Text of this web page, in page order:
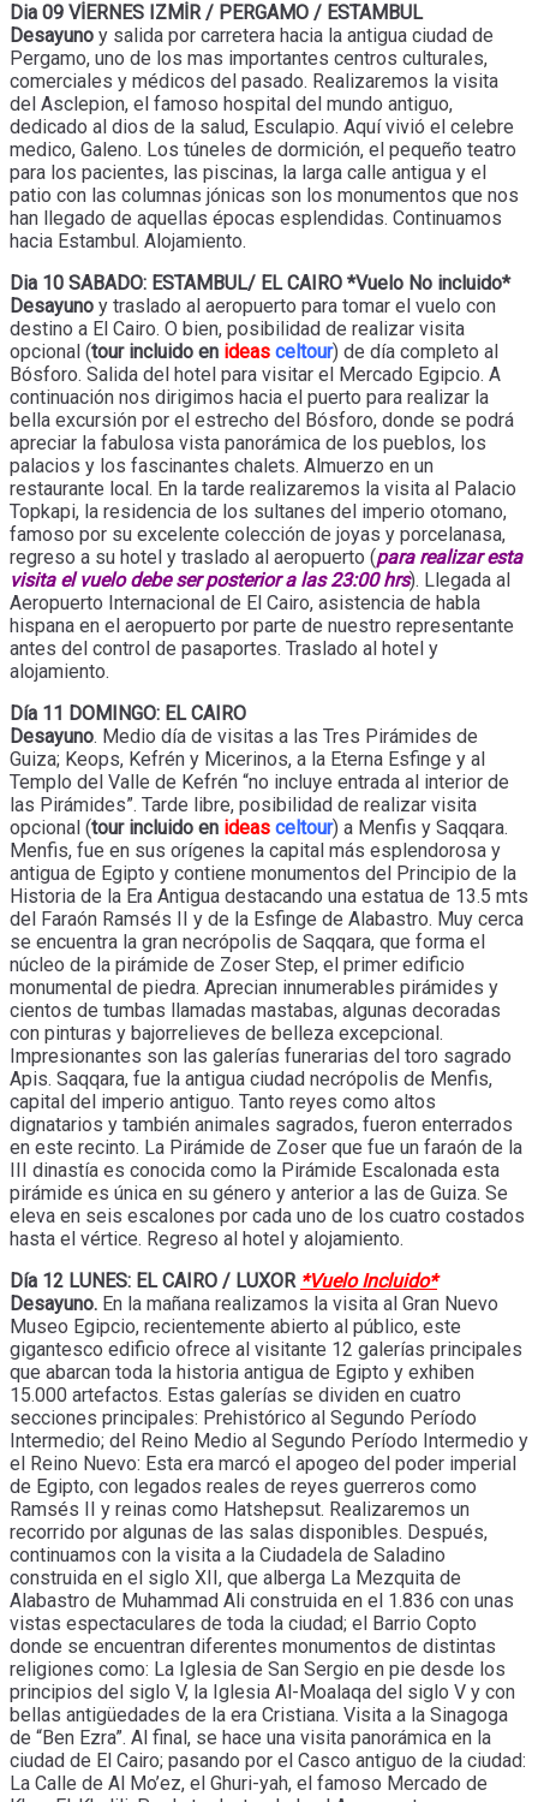
Dia 09 VİERNES IZMİR / PERGAMO / ESTAMBUL
Desayuno y salida por carretera hacia la antigua ciudad de
Pergamo, uno de los mas importantes centros culturales,
comerciales y médicos del pasado. Realizaremos la visita
del Asclepion, el famoso hospital del mundo antiguo,
dedicado al dios de la salud, Esculapio. Aquí vivió el celebre
medico, Galeno. Los túneles de dormición, el pequeño teatro
para los pacientes, las piscinas, la larga calle antigua y el
patio con las columnas jónicas son los monumentos que nos
han llegado de aquellas épocas esplendidas. Continuamos
hacia Estambul. Alojamiento.
Dia 10 SABADO: ESTAMBUL/ EL CAIRO *Vuelo No incluido*
Desayuno y traslado al aeropuerto para tomar el vuelo con
destino a El Cairo. O bien, posibilidad de realizar visita
opcional (tour incluido en ideas celtour) de día completo al
Bósforo. Salida del hotel para visitar el Mercado Egipcio. A
continuación nos dirigimos hacia el puerto para realizar la
bella excursión por el estrecho del Bósforo, donde se podrá
apreciar la fabulosa vista panorámica de los pueblos, los
palacios y los fascinantes chalets. Almuerzo en un
restaurante local. En la tarde realizaremos la visita al Palacio
Topkapi, la residencia de los sultanes del imperio otomano,
famoso por su excelente colección de joyas y porcelanasa,
regreso a su hotel y traslado al aeropuerto (para realizar esta
visita el vuelo debe ser posterior a las 23:00 hrs). Llegada al
Aeropuerto Internacional de El Cairo, asistencia de habla
hispana en el aeropuerto por parte de nuestro representante
antes del control de pasaportes. Traslado al hotel y
alojamiento.
Día 11 DOMINGO: EL CAIRO
Desayuno. Medio día de visitas a las Tres Pirámides de
Guiza; Keops, Kefrén y Micerinos, a la Eterna Esfinge y al
Templo del Valle de Kefrén “no incluye entrada al interior de
las Pirámides”. Tarde libre, posibilidad de realizar visita
opcional (tour incluido en ideas celtour) a Menfis y Saqqara.
Menfis, fue en sus orígenes la capital más esplendorosa y
antigua de Egipto y contiene monumentos del Principio de la
Historia de la Era Antigua destacando una estatua de 13.5 mts
del Faraón Ramsés II y de la Esfinge de Alabastro. Muy cerca
se encuentra la gran necrópolis de Saqqara, que forma el
núcleo de la pirámide de Zoser Step, el primer edificio
monumental de piedra. Aprecian innumerables pirámides y
cientos de tumbas llamadas mastabas, algunas decoradas
con pinturas y bajorrelieves de belleza excepcional.
Impresionantes son las galerías funerarias del toro sagrado
Apis. Saqqara, fue la antigua ciudad necrópolis de Menfis,
capital del imperio antiguo. Tanto reyes como altos
dignatarios y también animales sagrados, fueron enterrados
en este recinto. La Pirámide de Zoser que fue un faraón de la
III dinastía es conocida como la Pirámide Escalonada esta
pirámide es única en su género y anterior a las de Guiza. Se
eleva en seis escalones por cada uno de los cuatro costados
hasta el vértice. Regreso al hotel y alojamiento.
Día 12 LUNES: EL CAIRO / LUXOR *Vuelo Incluido*
Desayuno. En la mañana realizamos la visita al Gran Nuevo
Museo Egipcio, recientemente abierto al público, este
gigantesco edificio ofrece al visitante 12 galerías principales
que abarcan toda la historia antigua de Egipto y exhiben
15.000 artefactos. Estas galerías se dividen en cuatro
secciones principales: Prehistórico al Segundo Período
Intermedio; del Reino Medio al Segundo Período Intermedio y
el Reino Nuevo: Esta era marcó el apogeo del poder imperial
de Egipto, con legados reales de reyes guerreros como
Ramsés II y reinas como Hatshepsut. Realizaremos un
recorrido por algunas de las salas disponibles. Después,
continuamos con la visita a la Ciudadela de Saladino
construida en el siglo XII, que alberga La Mezquita de
Alabastro de Muhammad Ali construida en el 1.836 con unas
vistas espectaculares de toda la ciudad; el Barrio Copto
donde se encuentran diferentes monumentos de distintas
religiones como: La Iglesia de San Sergio en pie desde los
principios del siglo V, la Iglesia Al-Moalaqa del siglo V y con
bellas antigüedades de la era Cristiana. Visita a la Sinagoga
de “Ben Ezra”. Al final, se hace una visita panorámica en la
ciudad de El Cairo; pasando por el Casco antiguo de la ciudad:
La Calle de Al Mo’ez, el Ghuri-yah, el famoso Mercado de